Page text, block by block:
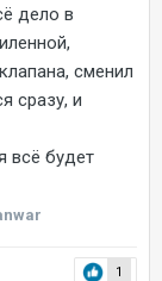
дело в
сменил
сразу, и
всё будет
1